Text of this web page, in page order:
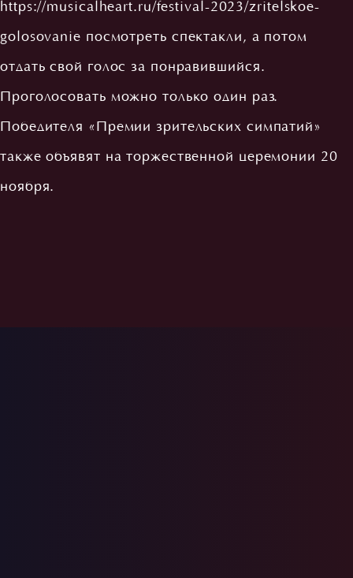
https://musicalheart.ru/festival-2023/zritelskoe-
golosovanie посмотреть спектакли, а потом
отдать свой голос за понравившийся.
Проголосовать можно только один раз.
Победителя «Премии зрительских симпатий»
также объявят на торжественной церемонии 20
ноября.